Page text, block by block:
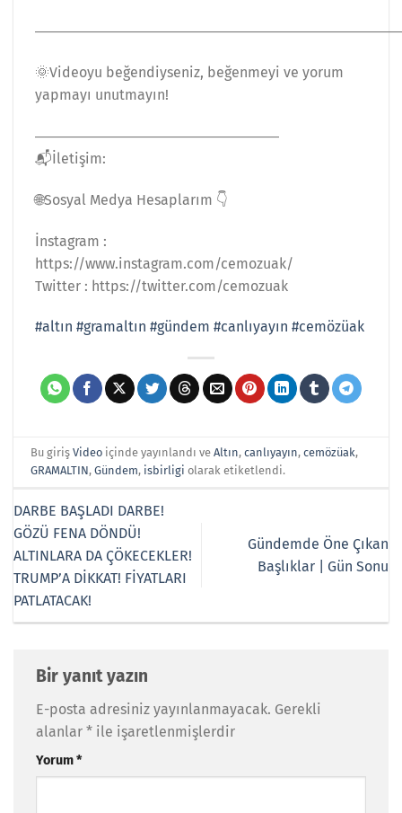
🌞Videoyu beğendiyseniz, beğenmeyi ve yorum
yapmayı unutmayın!
―――――――――――――――――
📬İletişim:
🌐Sosyal Medya Hesaplarım 👇
İnstagram :
https://www.instagram.com/cemozuak/
Twitter : https://twitter.com/cemozuak
#altın #gramaltın #gündem #canlıyayın #cemözüak
Bu girişVideo içinde yayınlandı veAltın,canlıyayın,cemözüak,
GRAMALTIN,Gündem, isbirligi olarak etiketlendi.
DARBE BAŞLADI DARBE!
GÖZÜ FENA DÖNDÜ!
ALTINLARA DA ÇÖKECEKLER!
TRUMP’A DİKKAT! FİYATLARI
PATLATACAK!
Gündemde Öne Çıkan
Başlıklar | Gün Sonu
Bir yanıt yazın
E-posta adresiniz yayınlanmayacak. Gerekli
alanlar * ile işaretlenmişlerdir
Yorum*